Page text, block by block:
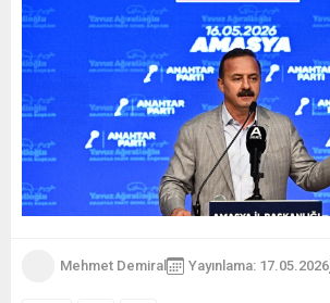
Mehmet Demiral Yayınlama: 17.05.2026